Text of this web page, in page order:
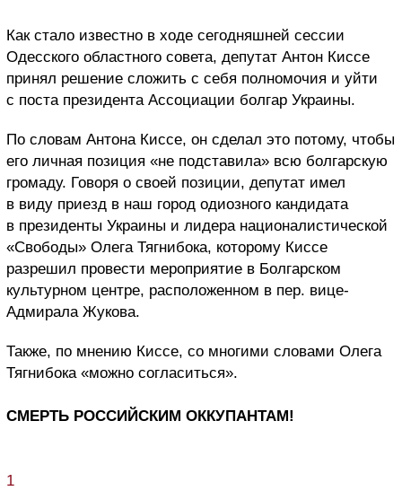
Как стало известно в ходе сегодняшней сессии
Одесского областного совета, депутат Антон Киссе
принял решение сложить с себя полномочия и уйти
с поста президента Ассоциации болгар Украины.
По словам Антона Киссе, он сделал это потому, чтобы
его личная позиция «не подставила» всю болгарскую
громаду. Говоря о своей позиции, депутат имел
в виду приезд в наш город одиозного кандидата
в президенты Украины и лидера националистической
«Свободы» Олега Тягнибока, которому Киссе
разрешил провести мероприятие в Болгарском
культурном центре, расположенном в пер. вице-
Адмирала Жукова.
Также, по мнению Киссе, со многими словами Олега
Тягнибока «можно согласиться».
СМЕРТЬ РОССИЙСКИМ ОККУПАНТАМ!
1